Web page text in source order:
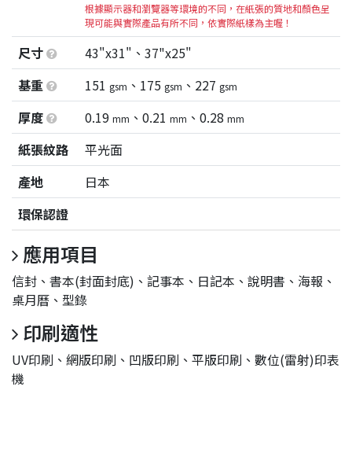
根據顯示器和瀏覽器等環境的不同，在紙張的質地和顏色呈
現可能與實際產品有所不同，依實際紙樣為主喔！
尺寸
43"x31"、37"x25"
基重
151 gsm 、175 gsm 、227 gsm
厚度 0.19 mm 、0.21 mm 、0.28 mm
紙張紋路
平光面
產地
日本
環保認證
應用項目
信封、書本(封面封底)、記事本、日記本、說明書、海報、
桌月曆、型錄
印刷適性
UV印刷、網版印刷、凹版印刷、平版印刷、數位(雷射)印表
機